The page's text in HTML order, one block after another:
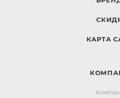
КАРТА